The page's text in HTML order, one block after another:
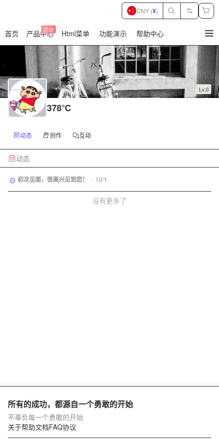
首页 产品中心
活动 Html菜单 功能演示 帮助中心
CNY (¥)
Lv.0
378℃
动态 创作 互动
动态
初次见面，很高兴见到您！ • 10/1
没有更多了
所有的成功，都源自一个勇敢的开始
不辜负每一个勇敢的开始
关于帮助文档FAQ协议